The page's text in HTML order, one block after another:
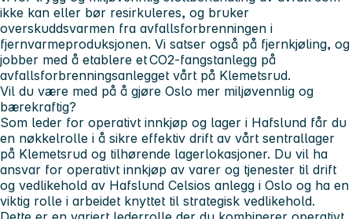
ikke kan eller bør resirkuleres, og bruker
overskuddsvarmen fra avfallsforbrenningen i
fjernvarmeproduksjonen. Vi satser også på fjernkjøling, og
jobber med å etablere et CO2-fangstanlegg på
avfallsforbrenningsanlegget vårt på Klemetsrud.
Vil du være med på å gjøre Oslo mer miljøvennlig og
bærekraftig?
Som leder for operativt innkjøp og lager i Hafslund får du
en nøkkelrolle i å sikre effektiv drift av vårt sentrallager
på Klemetsrud og tilhørende lagerlokasjoner. Du vil ha
ansvar for operativt innkjøp av varer og tjenester til drift
og vedlikehold av Hafslund Celsios anlegg i Oslo og ha en
viktig rolle i arbeidet knyttet til strategisk vedlikehold.